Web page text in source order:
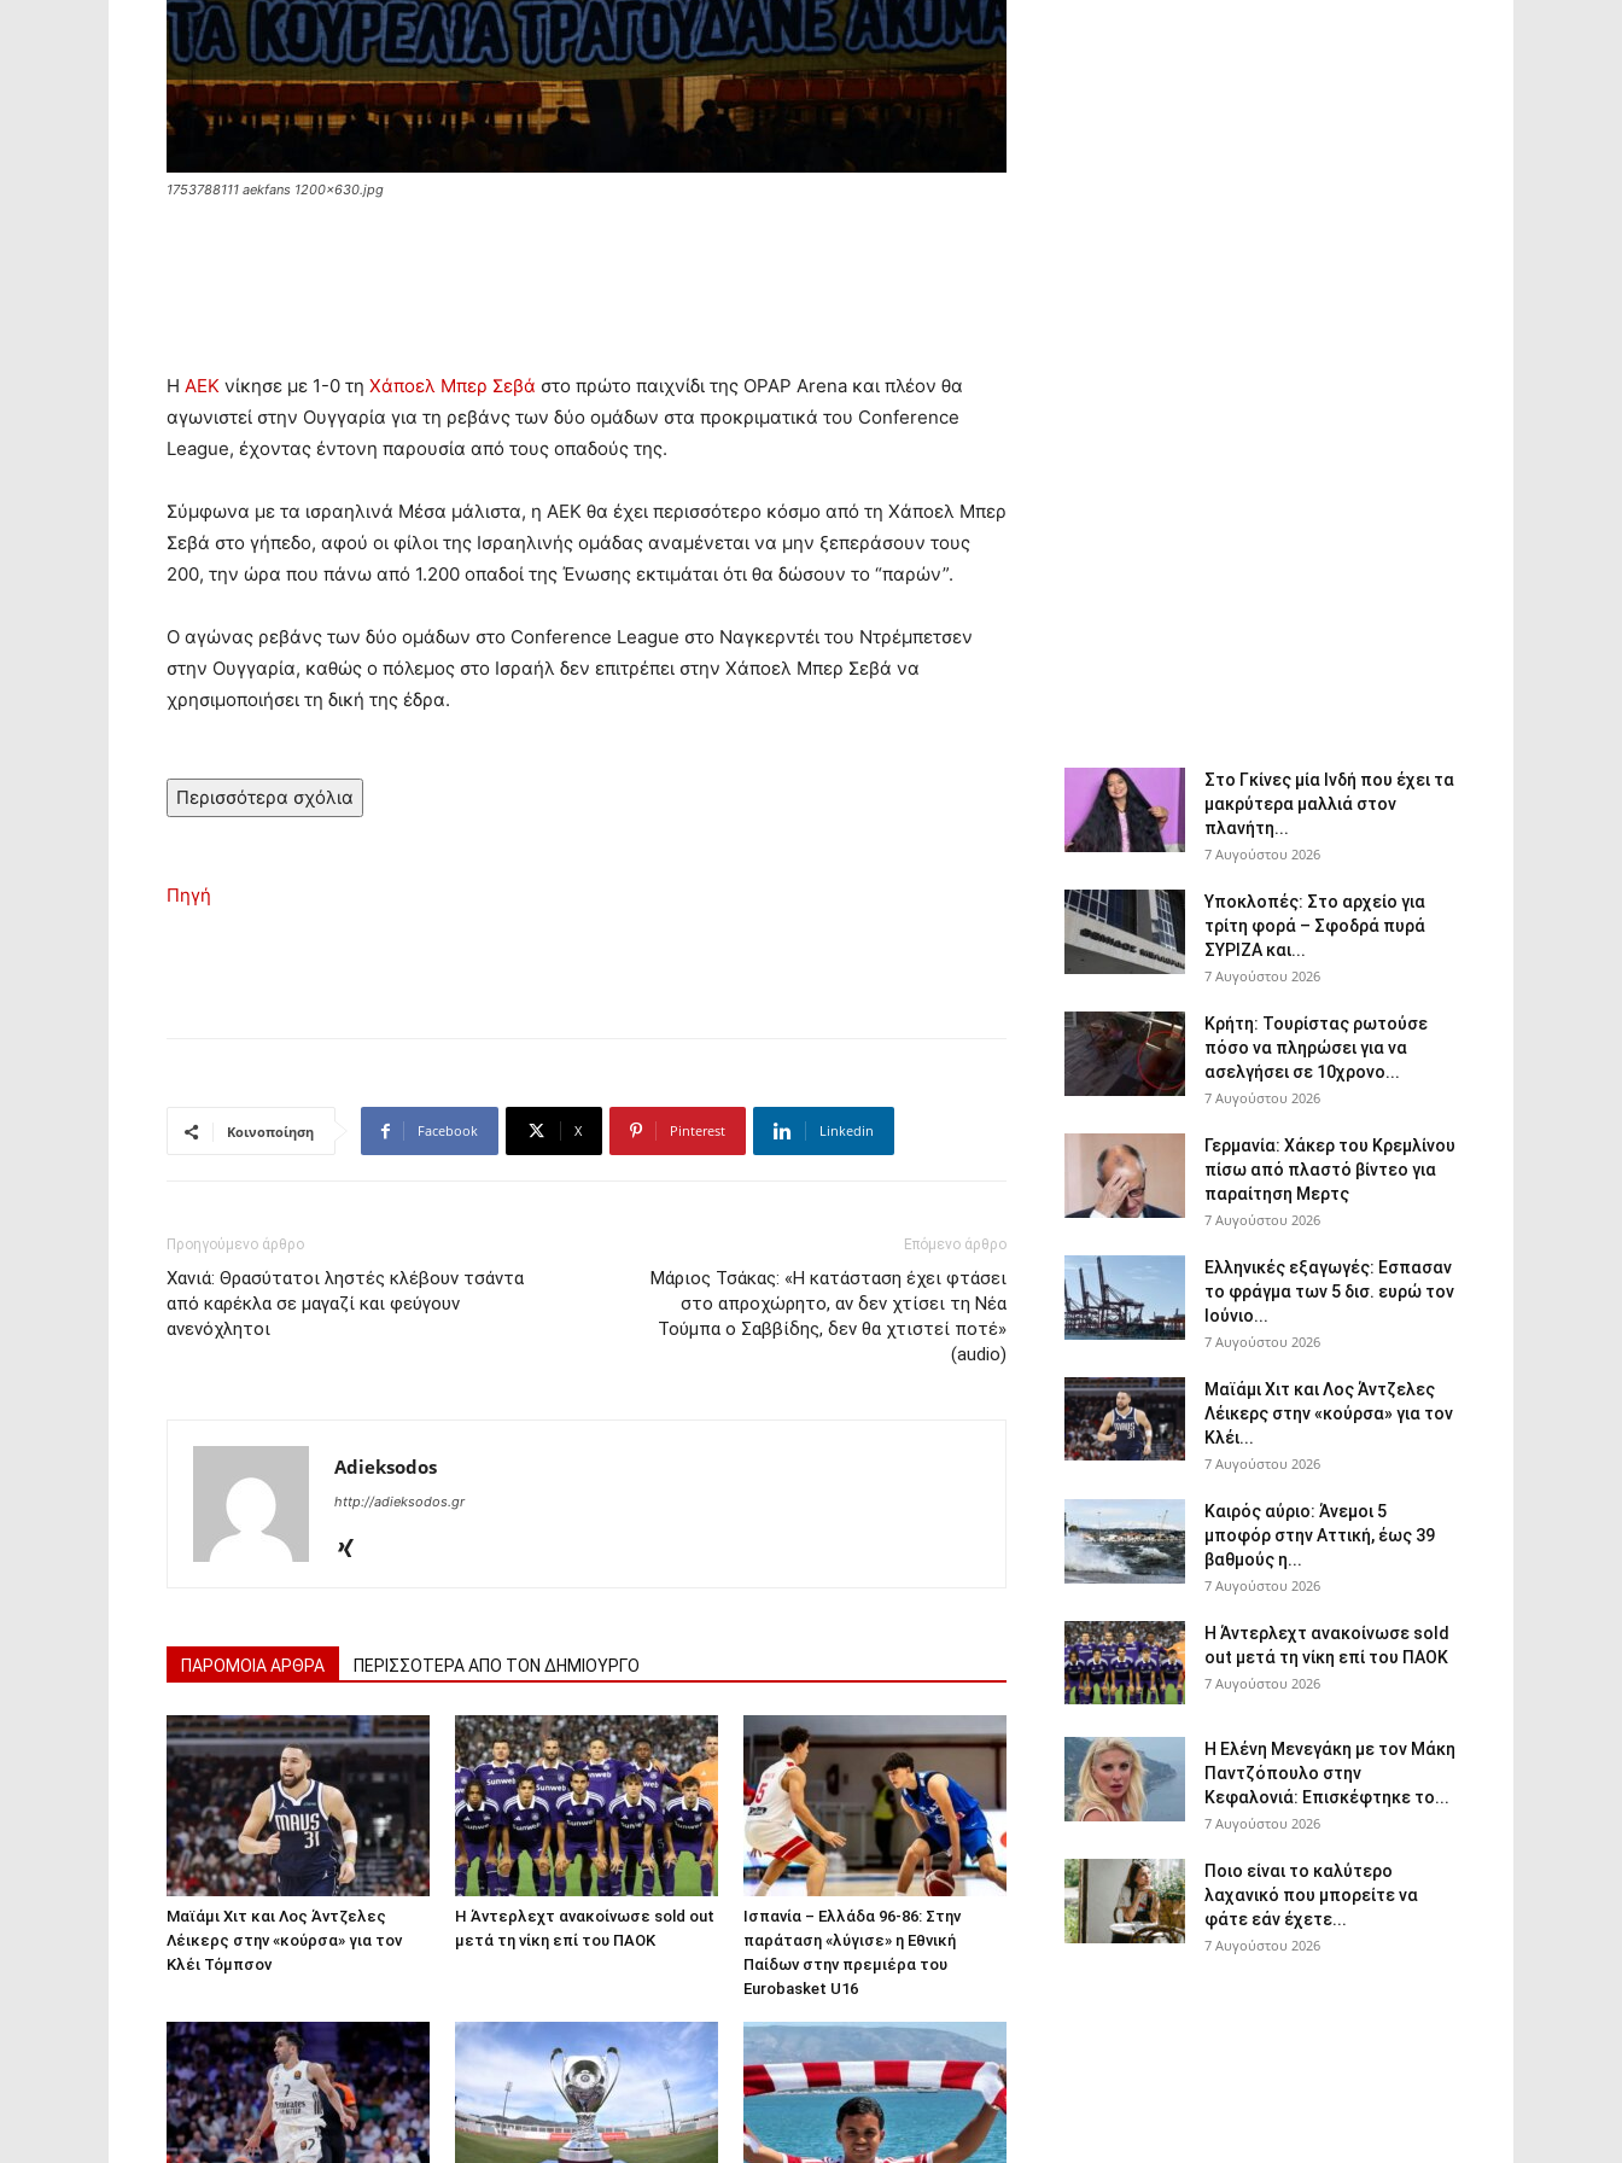
1753788111 aekfans 1200x630.jpg
Η ΑΕΚ νίκησε με 1-0 τη Χάποελ Μπερ Σεβά στο πρώτο παιχνίδι της OPAP Arena και πλέον θα
αγωνιστεί στην Ουγγαρία για τη ρεβάνς των δύο ομάδων στα προκριματικά του Conference
League, έχοντας έντονη παρουσία από τους οπαδούς της.
Σύμφωνα με τα ισραηλινά Μέσα μάλιστα, η ΑΕΚ θα έχει περισσότερο κόσμο από τη Χάποελ Μπερ
Σεβά στο γήπεδο, αφού οι φίλοι της Ισραηλινής ομάδας αναμένεται να μην ξεπεράσουν τους
200, την ώρα που πάνω από 1.200 οπαδοί της Ένωσης εκτιμάται ότι θα δώσουν το “παρών”.
Ο αγώνας ρεβάνς των δύο ομάδων στο Conference League στο Ναγκερντέι του Ντρέμπετσεν
στην Ουγγαρία, καθώς ο πόλεμος στο Ισραήλ δεν επιτρέπει στην Χάποελ Μπερ Σεβά να
χρησιμοποιήσει τη δική της έδρα.
Περισσότερα σχόλια
Πηγή
Κοινοποίηση Facebook X Pinterest Linkedin
Προηγούμενο άρθρο
Χανιά: Θρασύτατοι ληστές κλέβουν τσάντα
από καρέκλα σε μαγαζί και φεύγουν
ανενόχλητοι
Επόμενο άρθρο
Μάριος Τσάκας: «Η κατάσταση έχει φτάσει
στο απροχώρητο, αν δεν χτίσει τη Νέα
Τούμπα ο Σαββίδης, δεν θα χτιστεί ποτέ»
(audio)
Adieksodos
http://adieksodos.gr
ΠΑΡΟΜΟΙΑ ΑΡΘΡΑ ΠΕΡΙΣΣΟΤΕΡΑ ΑΠΟ ΤΟΝ ΔΗΜΙΟΥΡΓΟ
Μαϊάμι Χιτ και Λος Άντζελες
Λέικερς στην «κούρσα» για τον
Κλέι Τόμπσον
Η Άντερλεχτ ανακοίνωσε sold out
μετά τη νίκη επί του ΠΑΟΚ
Ισπανία – Ελλάδα 96-86: Στην
παράταση «λύγισε» η Εθνική
Παίδων στην πρεμιέρα του
Eurobasket U16
Στο Γκίνες μία Ινδή που έχει τα
μακρύτερα μαλλιά στον
πλανήτη...
7 Αυγούστου 2026
Υποκλοπές: Στο αρχείο για
τρίτη φορά – Σφοδρά πυρά
ΣΥΡΙΖΑ και...
7 Αυγούστου 2026
Κρήτη: Τουρίστας ρωτούσε
πόσο να πληρώσει για να
ασελγήσει σε 10χρονο...
7 Αυγούστου 2026
Γερμανία: Χάκερ του Κρεμλίνου
πίσω από πλαστό βίντεο για
παραίτηση Μερτς
7 Αυγούστου 2026
Ελληνικές εξαγωγές: Εσπασαν
το φράγμα των 5 δισ. ευρώ τον
Ιούνιο...
7 Αυγούστου 2026
Μαϊάμι Χιτ και Λος Άντζελες
Λέικερς στην «κούρσα» για τον
Κλέι...
7 Αυγούστου 2026
Καιρός αύριο: Άνεμοι 5
μποφόρ στην Αττική, έως 39
βαθμούς η...
7 Αυγούστου 2026
Η Άντερλεχτ ανακοίνωσε sold
out μετά τη νίκη επί του ΠΑΟΚ
7 Αυγούστου 2026
Η Ελένη Μενεγάκη με τον Μάκη
Παντζόπουλο στην
Κεφαλονιά: Επισκέφτηκε το...
7 Αυγούστου 2026
Ποιο είναι το καλύτερο
λαχανικό που μπορείτε να
φάτε εάν έχετε...
7 Αυγούστου 2026